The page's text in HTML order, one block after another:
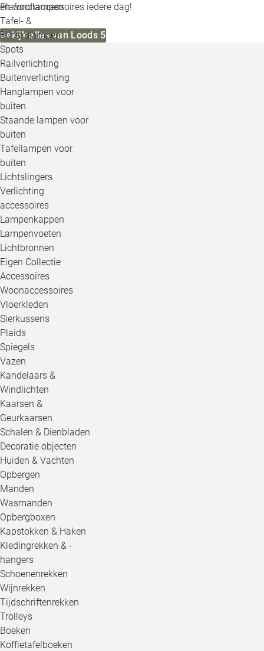
Plafondlampen
Tafel- &
Bureaulampen
Spots
Railverlichting
Buitenverlichting
Hanglampen voor
buiten
Staande lampen voor
buiten
Tafellampen voor
buiten
Lichtslingers
Verlichting
accessoires
Lampenkappen
Lampenvoeten
Lichtbronnen
Eigen Collectie
Accessoires
Woonaccessoires
Vloerkleden
Sierkussens
Plaids
Spiegels
Vazen
Kandelaars &
Windlichten
Kaarsen &
Geurkaarsen
Schalen & Dienbladen
Decoratie objecten
Huiden & Vachten
Opbergen
Manden
Wasmanden
Opbergboxen
Kapstokken & Haken
Kledingrekken & -
hangers
Schoenenrekken
Wijnrekken
Tijdschriftenrekken
Trolleys
Boeken
Koffietafelboeken
en woonaccessoires iedere dag!
Bekijk alles van Loods 5